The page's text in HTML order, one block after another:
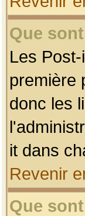
Que
Les
première
donc les
it dans
Revenir
Que